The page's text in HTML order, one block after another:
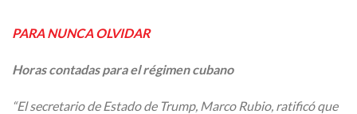
PARA NUNCA OLVIDAR
Horas contadas para el régimen cubano
“El secretario de Estado de Trump, Marco Rubio, ratificó que